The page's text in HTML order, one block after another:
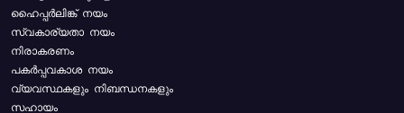
ഹൈപ്പർലിങ്ക് നയം
സ്വകാര്യതാ നയം
നിരാകരണം
പകർപ്പവകാശ നയം
വ്യവസ്ഥകളും നിബന്ധനകളും
സഹായം